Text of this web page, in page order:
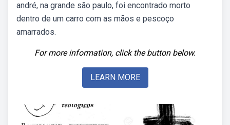
andré, na grande são paulo, foi encontrado morto
dentro de um carro com as mãos e pescoço
amarrados.
For more information, click the button below.
LEARN MORE